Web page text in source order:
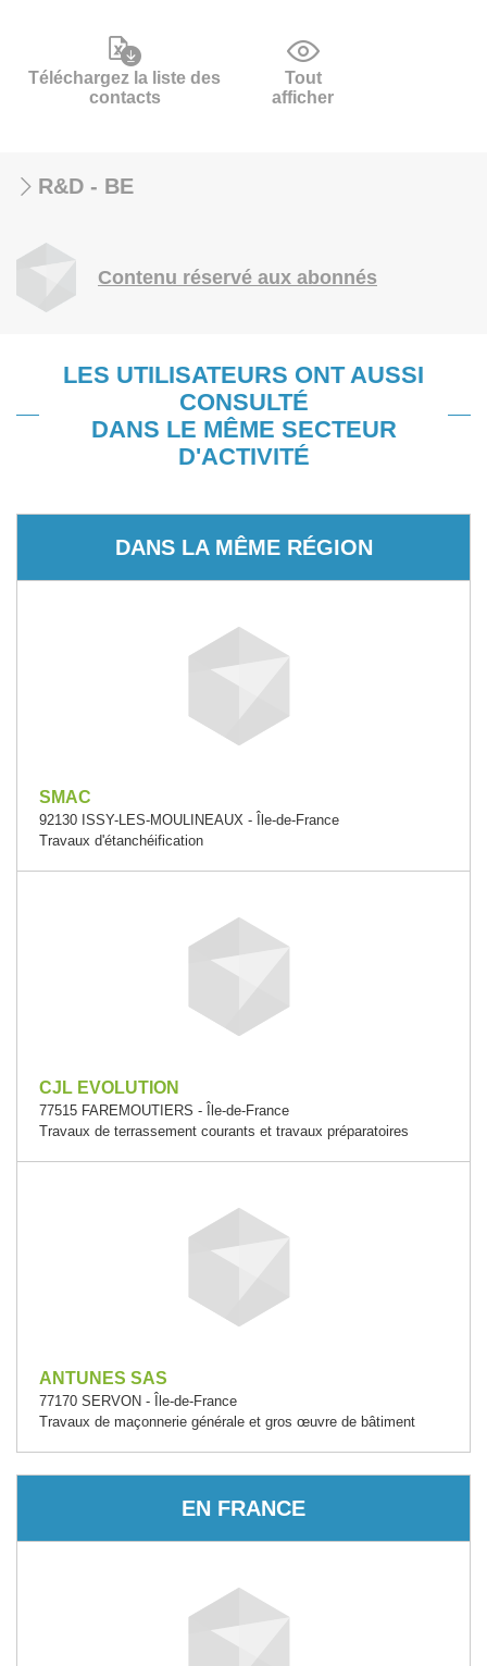
Téléchargez la liste des
contacts
Tout
afficher
R&D - BE
Contenu réservé aux abonnés
LES UTILISATEURS ONT AUSSI
CONSULTÉ
DANS LE MÊME SECTEUR
D'ACTIVITÉ
DANS LA MÊME RÉGION
SMAC
92130 ISSY-LES-MOULINEAUX - Île-de-France
Travaux d'étanchéification
CJL EVOLUTION
77515 FAREMOUTIERS - Île-de-France
Travaux de terrassement courants et travaux préparatoires
ANTUNES SAS
77170 SERVON - Île-de-France
Travaux de maçonnerie générale et gros œuvre de bâtiment
EN FRANCE